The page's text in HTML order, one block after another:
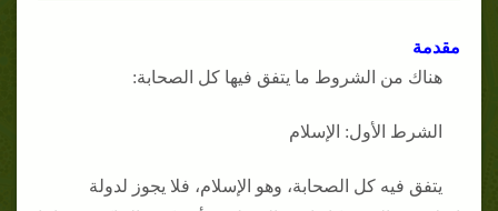
مقدمة
هناك من الشروط ما يتفق فيها كل الصحابة:
الشرط الأول: الإسلام
يتفق فيه كل الصحابة، وهو الإسلام، فلا يجوز لدولة